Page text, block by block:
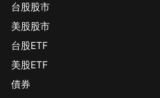
台股股市
美股股市
台股ETF
美股ETF
債券